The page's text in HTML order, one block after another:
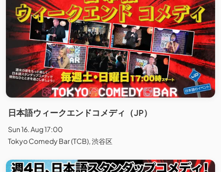
日本語ウィークエンドコメディ（JP）
Sun 16. Aug 17:00
Tokyo Comedy Bar (TCB), 渋谷区